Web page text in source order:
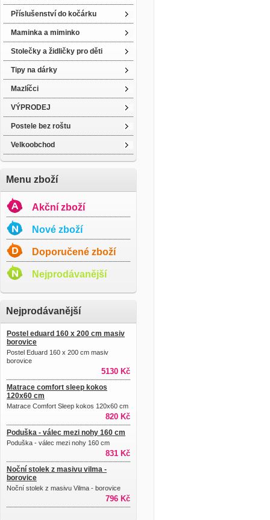
Příslušenství do kočárku
Maminka a miminko
Stolečky a židličky pro děti
Tipy na dárky
Mazlíčci
VÝPRODEJ
Postele bez roštu
Velkoobchod
Menu zboží
Akční zboží
Nové zboží
Doporučené zboží
Nejprodávanější
Nejprodávanější
Postel eduard 160 x 200 cm masiv
borovice
Postel Eduard 160 x 200 cm masiv
borovice
5130 Kč
Matrace comfort sleep kokos
120x60 cm
Matrace Comfort Sleep kokos 120x60 cm
820 Kč
Poduška - válec mezi nohy 160 cm
Poduška - válec mezi nohy 160 cm
831 Kč
Noční stolek z masivu vilma -
borovice
Noční stolek z masivu Vilma - borovice
796 Kč